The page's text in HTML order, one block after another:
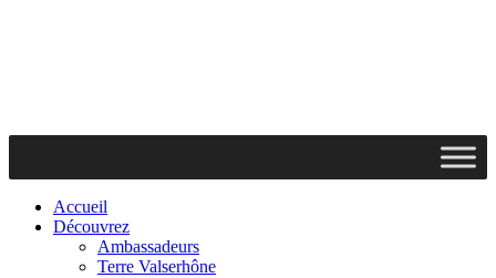
Accueil
Découvrez
Ambassadeurs
Terre Valserhône